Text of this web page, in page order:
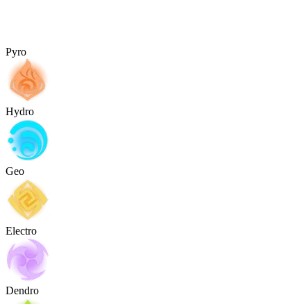
Pyro
Hydro
Geo
Electro
Dendro